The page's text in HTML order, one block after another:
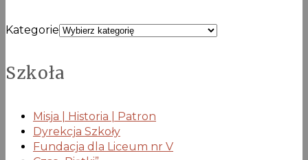
Kategorie
Szkoła
Misja | Historia | Patron
Dyrekcja Szkoły
Fundacja dla Liceum nr V